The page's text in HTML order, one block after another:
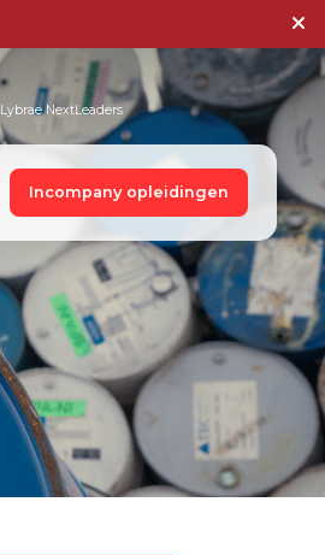
Lybrae NextLeaders
Incompany opleidingen